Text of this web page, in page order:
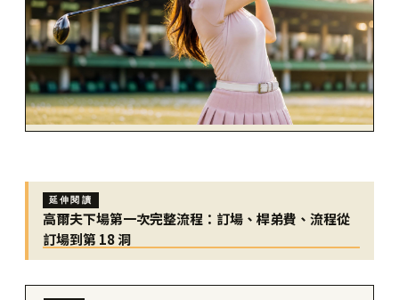
延伸閱讀
高爾夫下場第一次完整流程：訂場、桿弟費、流程從
訂場到第 18 洞